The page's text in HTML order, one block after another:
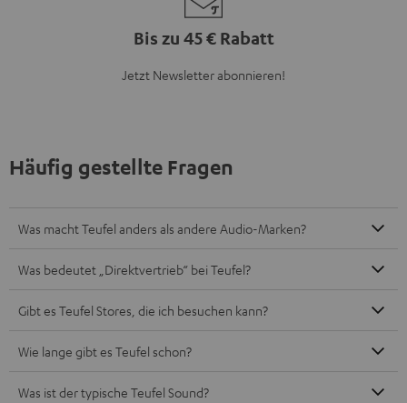
Bis zu 45 € Rabatt
Jetzt Newsletter abonnieren!
Häufig gestellte Fragen
Was macht Teufel anders als andere Audio-Marken?
Was bedeutet „Direktvertrieb“ bei Teufel?
Gibt es Teufel Stores, die ich besuchen kann?
Wie lange gibt es Teufel schon?
Was ist der typische Teufel Sound?